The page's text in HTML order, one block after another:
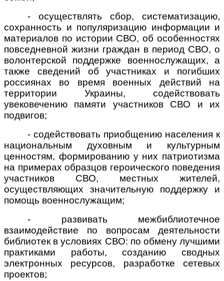
- осуществлять сбор, систематизацию,
сохранность и популяризацию информации и
материалов по истории СВО, об особенностях
повседневной жизни граждан в период СВО, о
волонтерской поддержке военнослужащих, а
также сведений об участниках и погибших
россиянах во время военных действий на
территории Украины, содействовать
увековечению памяти участников СВО и их
подвигов;
- содействовать приобщению населения к
национальным духовным и культурным
ценностям, формированию у них патриотизма
на примерах образцов героического поведения
участников СВО, местных жителей,
осуществляющих значительную поддержку и
помощь военнослужащим;
- развивать межбиблиотечное
взаимодействие по вопросам деятельности
библиотек в условиях СВО: по обмену лучшими
практиками работы, созданию сводных
электронных ресурсов, разработке сетевых
проектов;